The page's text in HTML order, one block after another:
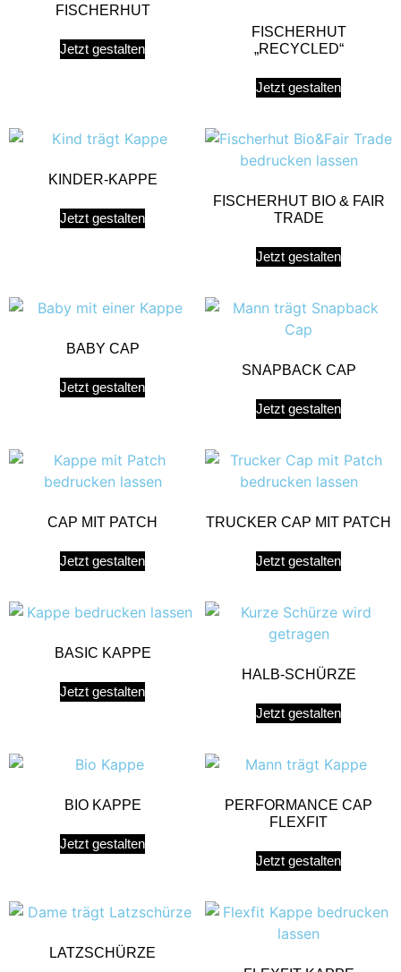
FISCHERHUT
Jetzt gestalten
FISCHERHUT
„RECYCLED“
Jetzt gestalten
KINDER-KAPPE
Jetzt gestalten
FISCHERHUT BIO & FAIR
TRADE
Jetzt gestalten
BABY CAP
Jetzt gestalten
SNAPBACK CAP
Jetzt gestalten
CAP MIT PATCH
Jetzt gestalten
TRUCKER CAP MIT PATCH
Jetzt gestalten
BASIC KAPPE
Jetzt gestalten
HALB-SCHÜRZE
Jetzt gestalten
BIO KAPPE
Jetzt gestalten
PERFORMANCE CAP
FLEXFIT
Jetzt gestalten
LATZSCHÜRZE